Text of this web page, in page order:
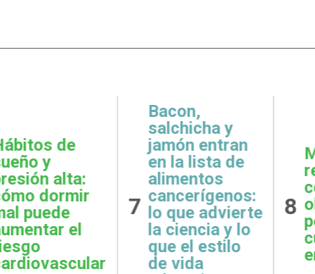
entran
de
advierte
y lo
estilo
Metas
realistas:
cómo definir
objetivos
posibles y
cuidar la salud
emocional
9
qué
la